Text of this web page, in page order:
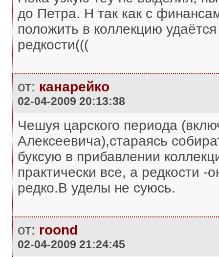
до Петра. Н так как с
положить в коллекцию
редкости(((
от: канарейко
02-04-2009 20:13:38
Чешуя царского периода
Алексеевича),стараясь
буксую в прибавлении
практически все, а редкости
редко.В уделы не суюсь.
от: roond
02-04-2009 21:24:45